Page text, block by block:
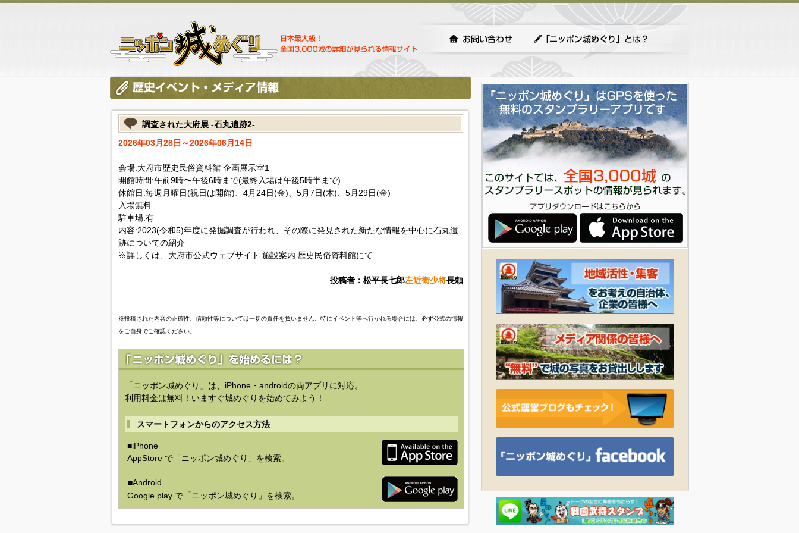
調査された大府展 -石丸遺跡2-
2026年03月28日～2026年06月14日
会場:大府市歴史民俗資料館 企画展示室1
開館時間:午前9時〜午後6時まで(最終入場は午後5時半まで)
休館日:毎週月曜日(祝日は開館)、4月24日(金)、5月7日(木)、5月29日(金)
入場無料
駐車場:有
内容:2023(令和5)年度に発掘調査が行われ、その際に発見された新たな情報を中心に石丸遺
跡についての紹介
※詳しくは、大府市公式ウェブサイト 施設案内 歴史民俗資料館にて
投稿者：松平長七郎左近衛少将長頼
※投稿された内容の正確性、信頼性等については一切の責任を負いません。特にイベント等へ行かれる場合には、必ず公式の情報
をご自身でご確認ください。
「ニッポン城めぐり」は、iPhone・androidの両アプリに対応。
利用料金は無料！いますぐ城めぐりを始めてみよう！
スマートフォンからのアクセス方法
■iPhone
AppStore で「ニッポン城めぐり」を検索。
■Android
Google play で「ニッポン城めぐり」を検索。